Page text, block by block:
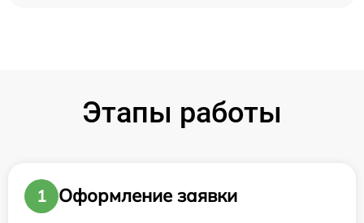
Этапы работы
1
Оформление заявки